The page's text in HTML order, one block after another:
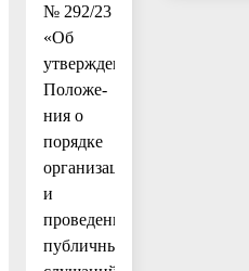
№ 292/23
«Об
утверждении
Положе-
ния о
порядке
организации
и
проведении
публичных